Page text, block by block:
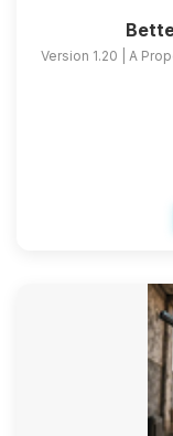
Version 1.20 | A